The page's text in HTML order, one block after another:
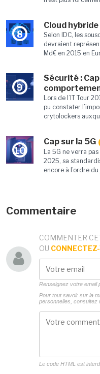
8
Cloud hybride
Selon IDC, les
devraient
Md€ en 2015 en
9
Sécurité :
Lors de l’IT Tour
pu constater
crytolockers
10
Cap sur la 5G
La 5G ne verra
2025, sa
encore à l’ordre du
Commentaire
COMMENTER
OU
Renseignez votre email
Pour tout savoir sur la
personnelles, consultez
Le code HTML est